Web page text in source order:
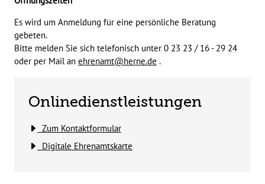
Es wird um Anmeldung für eine persönliche Beratung
gebeten.
Bitte melden Sie sich telefonisch unter 0 23 23 / 16 - 29 24
oder per Mail an ehrenamt@herne.de .
Onlinedienstleistungen
Zum Kontaktformular
Digitale Ehrenamtskarte